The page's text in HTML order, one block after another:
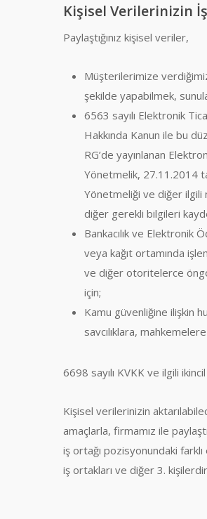
Kişisel Verilerinizin
Paylaştığınız kişisel veriler,
Müşterilerimize
şekilde yapabilmek,
6563 sayılı Elektronik
Hakkında Kanun ile bu
RG’de yayınlanan
Yönetmelik, 27.11.2014
Yönetmeliği ve diğer ilgili
diğer gerekli bilgileri
Bankacılık ve Elektronik
veya kağıt ortamında
ve diğer otoritelerce
için;
Kamu güvenliğine ilişkin
savcılıklara,
6698 sayılı KVKK ve ilgili
Kişisel verilerinizin
amaçlarla, firmamız ile
iş ortağı pozisyonundaki
iş ortakları ve diğer 3.